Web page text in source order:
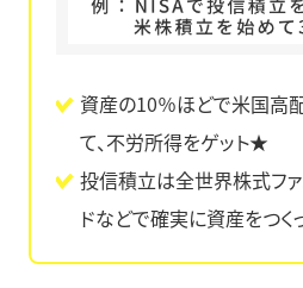
資産の10％ほどで米国高
て、不労所得をゲット★
投信積立は全世界株式ファ
ドなどで確実に資産をつく